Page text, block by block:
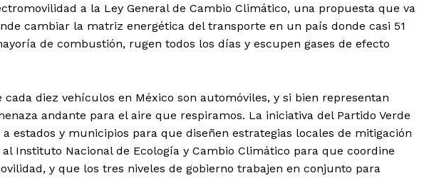
a la Ley General de Cambio Climático, una propuesta que va
cambiar la matriz energética del transporte en un país donde casi 51
de combustión, rugen todos los días y escupen gases de efecto
cada diez vehículos en México son automóviles, y si bien representan
andante para el aire que respiramos. La iniciativa del Partido Verde
estados y municipios para que diseñen estrategias locales de mitigación
Instituto Nacional de Ecología y Cambio Climático para que coordine
y que los tres niveles de gobierno trabajen en conjunto para